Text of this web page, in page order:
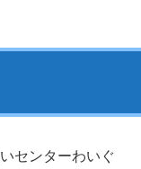
センターわいぐ